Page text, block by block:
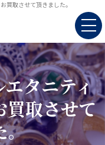
買取させて頂きました。
タニティ
買取させて
。